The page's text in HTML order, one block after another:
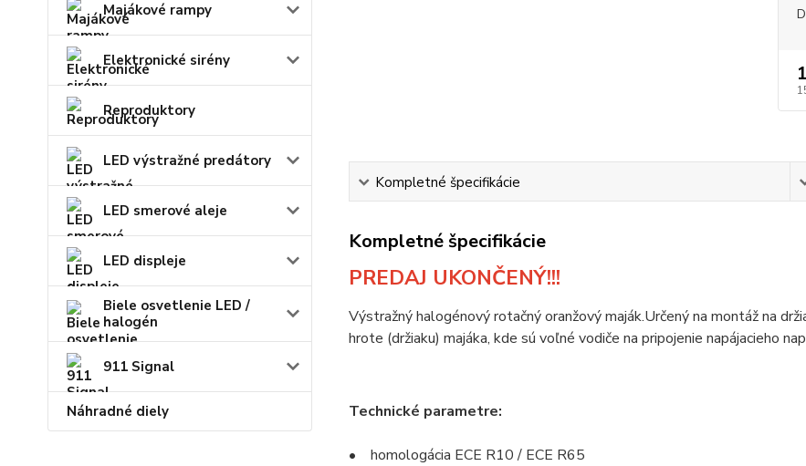
Majákové rampy
Elektronické sirény
Reproduktory
LED výstražné predátory
LED smerové aleje
LED displeje
Biele osvetlenie LED /
halogén
911 Signal
Náhradné diely
Kompletné špecifikácie
Kompletné špecifikácie
PREDAJ UKONČENÝ!!!
Výstražný halogénový rotačný oranžový maják.Určený na montáž na
hrote (držiaku) majáka, kde sú voľné vodiče na pripojenie napájacieho
Technické parametre:
• homologácia ECE R10 / ECE R65